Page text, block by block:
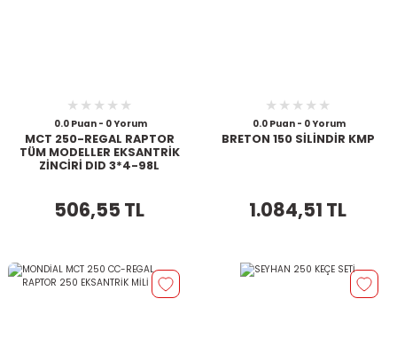
0.0 Puan - 0 Yorum
MCT 250-REGAL RAPTOR
TÜM MODELLER EKSANTRİK
ZİNCİRİ DID 3*4-98L
506,55 TL
0.0 Puan - 0 Yorum
BRETON 150 SİLİNDİR KMP
1.084,51 TL